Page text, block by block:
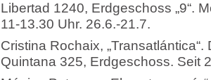
Libertad 1240, Erdgeschoss „9“.
11-13.30 Uhr. 26.6.-21.7.
Cristina Rochaix, „Transatlántica“.
Quintana 325, Erdgeschoss. Seit